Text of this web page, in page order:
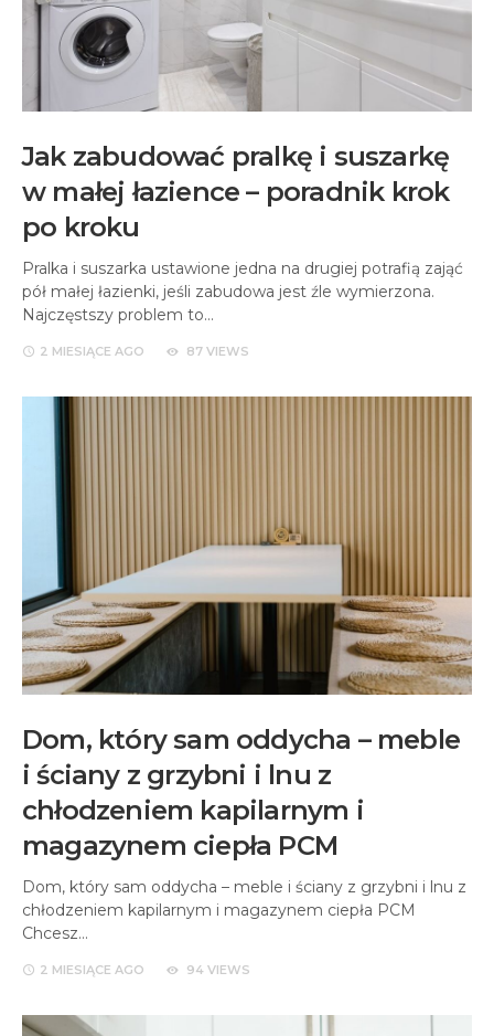
Jak zabudować pralkę i suszarkę
w małej łazience – poradnik krok
po kroku
Pralka i suszarka ustawione jedna na drugiej potrafią zająć
pół małej łazienki, jeśli zabudowa jest źle wymierzona.
Najczęstszy problem to…
2 MIESIĄCE AGO 87 VIEWS
Dom, który sam oddycha – meble
i ściany z grzybni i lnu z
chłodzeniem kapilarnym i
magazynem ciepła PCM
Dom, który sam oddycha – meble i ściany z grzybni i lnu z
chłodzeniem kapilarnym i magazynem ciepła PCM
Chcesz…
2 MIESIĄCE AGO 94 VIEWS